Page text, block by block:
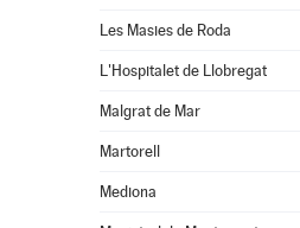
Les Masies de Roda
L'Hospitalet de Llobregat
Malgrat de Mar
Martorell
Mediona